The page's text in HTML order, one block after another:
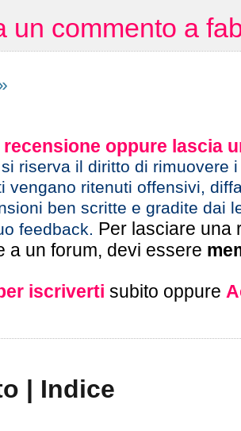
un commento a
oppure lascia
riserva il diritto di rimuovere
vengano ritenuti offensivi,
ben scritte e gradite dai
feedback. Per lasciare una
a un forum, devi essere
iscriverti subito oppure
| Indice